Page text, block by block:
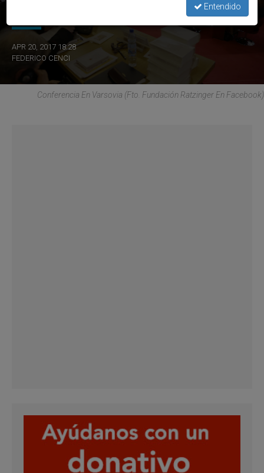
integralista sirve una concepción de Estado que convenza”.
APR 20, 2017 18:28
FEDERICO CENCI
Conferencia En Varsovia (Fto. Fundación Ratzinger En Facebook)
Entendido